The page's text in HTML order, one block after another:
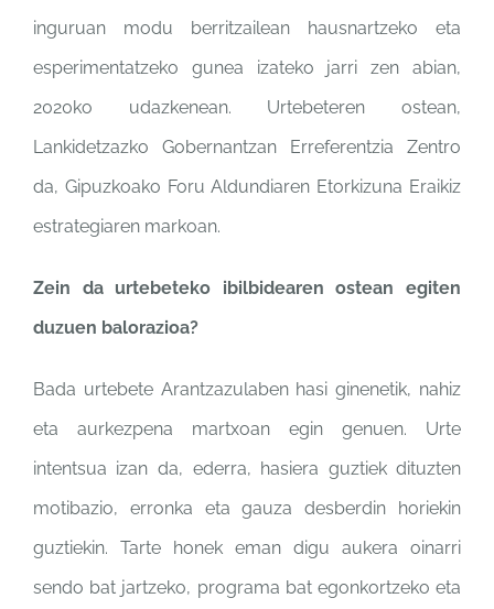
inguruan modu berritzailean hausnartzeko eta
esperimentatzeko gunea izateko jarri zen abian,
2020ko udazkenean. Urtebeterenostean,
Lankidetzazko Gobernantzan ErreferentziaZentro
da, Gipuzkoako ForuAldundiaren Etorkizuna Eraikiz
estrategiaren markoan.
Zein da urtebeteko ibilbidearenostean egiten
duzuen balorazioa?
Bada urtebete Arantzazulaben hasi ginenetik, nahiz
eta aurkezpena martxoan egingenuen. Urte
intentsua izan da, ederra, hasiera guztiekdituzten
motibazio, erronka etagauza desberdin horiekin
guztiekin. Tarte honek emandigu aukera oinarri
sendo bat jartzeko, programa bat egonkortzeko eta